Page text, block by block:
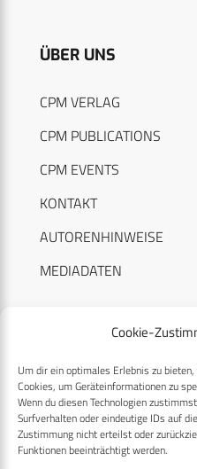
Cookie-
Um dir ein optimales Erlebnis zu
Cookies, um Geräteinformationen zu
Wenn du diesen Technologien
Surfverhalten oder eindeutige IDs auf
Zustimmung nicht erteilst oder
Funktionen beeinträchtigt werden.
ÜBER UNS
CPM VERLAG
CPM PUBLICATIONS
CPM EVENTS
KONTAKT
AUTORENHINWEISE
MEDIADATEN
RECHTLICHES
Datenschutzerklärung
Cookie-Richtlinie (EU)